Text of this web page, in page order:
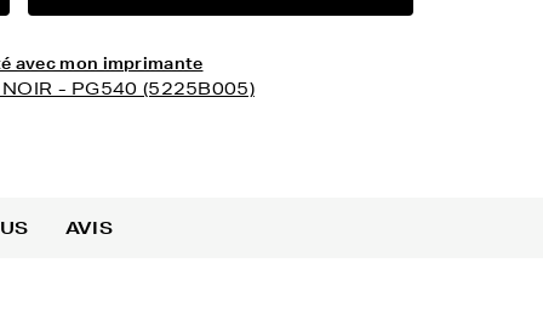
avec mon imprimante
- PG540 (5225B005)
AVIS